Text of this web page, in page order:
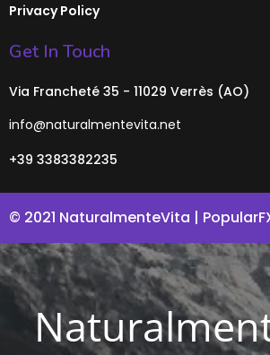
Privacy Policy
Get In Touch
Via Francheté 35 - 11029 Verrès (AO)
info@naturalmentevita.net
+39 3383382235
© 2021 NaturalmenteVita |